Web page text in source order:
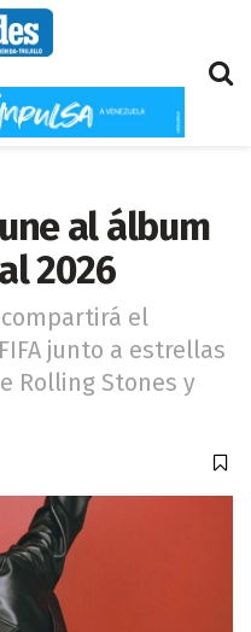
al álbum
2026
el
junto a estrellas
Rolling Stones y